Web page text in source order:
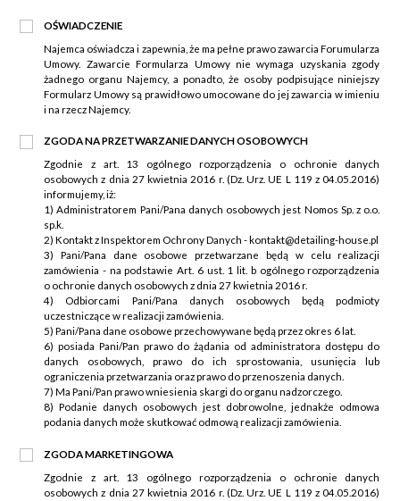
OŚWIADCZENIE
Najemca oświadcza i zapewnia, że ma pełne prawo zawarcia Forumularza
Umowy. Zawarcie Formularza Umowy nie wymaga uzyskania zgody
żadnego organu Najemcy, a ponadto, że osoby podpisujące niniejszy
Formularz Umowy są prawidłowo umocowane do jej zawarcia w imieniu
i na rzecz Najemcy.
ZGODA NA PRZETWARZANIE DANYCH OSOBOWYCH
Zgodnie z art. 13 ogólnego rozporządzenia o ochronie danych
osobowych z dnia 27 kwietnia 2016 r. (Dz. Urz. UE L 119 z 04.05.2016)
informujemy, iż:
1) Administratorem Pani/Pana danych osobowych jest Nomos Sp. z o.o.
sp.k.
2) Kontakt z Inspektorem Ochrony Danych - kontakt@detailing-house.pl
3) Pani/Pana dane osobowe przetwarzane będą w celu realizacji
zamówienia - na podstawie Art. 6 ust. 1 lit. b ogólnego rozporządzenia
o ochronie danych osobowych z dnia 27 kwietnia 2016 r.
4) Odbiorcami Pani/Pana danych osobowych będą podmioty
uczestniczące w realizacji zamówienia.
5) Pani/Pana dane osobowe przechowywane będą przez okres 6 lat.
6) posiada Pani/Pan prawo do żądania od administratora dostępu do
danych osobowych, prawo do ich sprostowania, usunięcia lub
ograniczenia przetwarzania oraz prawo do przenoszenia danych.
7) Ma Pani/Pan prawo wniesienia skargi do organu nadzorczego.
8) Podanie danych osobowych jest dobrowolne, jednakże odmowa
podania danych może skutkować odmową realizacji zamówienia.
ZGODA MARKETINGOWA
Zgodnie z art. 13 ogólnego rozporządzenia o ochronie danych
osobowych z dnia 27 kwietnia 2016 r. (Dz. Urz. UE L 119 z 04.05.2016)